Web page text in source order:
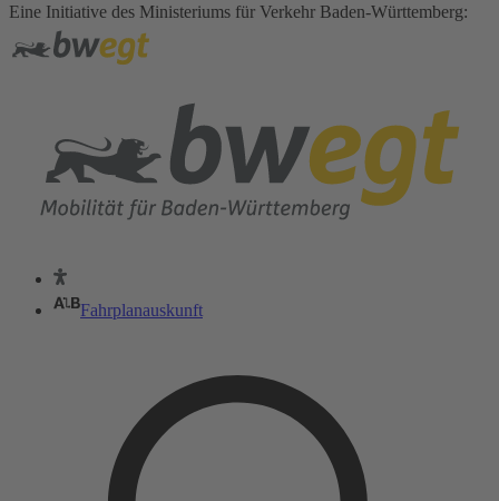
Eine Initiative des Ministeriums für Verkehr Baden-Württemberg:
Fahrplanauskunft